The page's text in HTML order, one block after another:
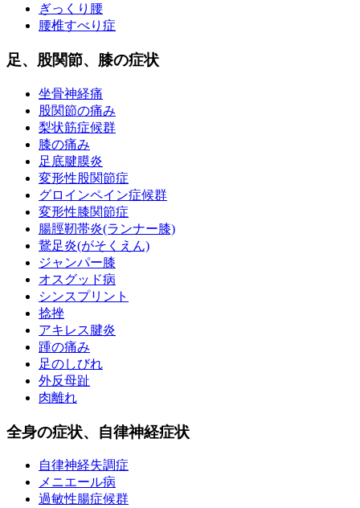
ぎっくり腰
腰椎すべり症
足、股関節、膝の症状
坐骨神経痛
股関節の痛み
梨状筋症候群
膝の痛み
足底腱膜炎
変形性股関節症
グロインペイン症候群
変形性膝関節症
腸脛靭帯炎(ランナー膝)
鵞足炎(がそくえん)
ジャンパー膝
オスグッド病
シンスプリント
捻挫
アキレス腱炎
踵の痛み
足のしびれ
外反母趾
肉離れ
全身の症状、自律神経症状
自律神経失調症
メニエール病
過敏性腸症候群